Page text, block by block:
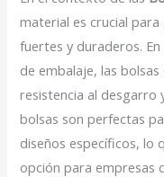
material es crucial
fuertes y duraderos.
de embalaje, las
resistencia al desgarro
bolsas son perfectas
diseños específicos, lo
opción para empresas